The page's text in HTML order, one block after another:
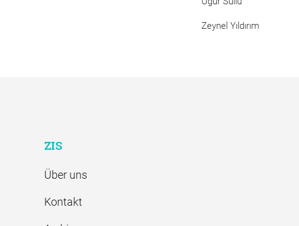
Zeynel Yıldırım
ZIS
Über uns
Kontakt